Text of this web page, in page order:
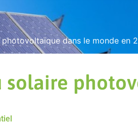
dans le monde en
solaire